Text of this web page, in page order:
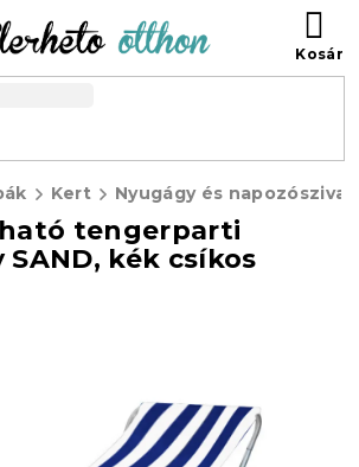
Kert Nyugágy és
tengerparti
kék csíkos